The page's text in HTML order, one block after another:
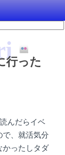
行った
んだらイベ
で、就活気分
かったしタダ